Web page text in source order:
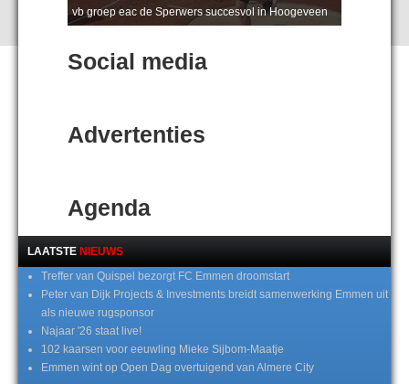
vb groep eac de Sperwers succesvol in Hoogeveen
Social media
Advertenties
Agenda
LAATSTE NIEUWS
Treffer van Quispel bezorgt FC Emmen droomstart
Peter van Dijk Projects & Investments breidt samenwerking Emmen uit
als nieuwe rugsponsor
Najaar '26 staat live!
102 kaarsen voor eeuwling Mieke Sijbom-Maatje
Emmen wint op Open Dag overtuigend van Almere City